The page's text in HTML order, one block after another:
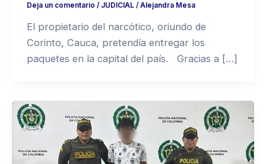
Deja un comentario / JUDICIAL/Alejandra Mesa
El propietario del narcótico, oriundo de
Corinto, Cauca, pretendía entregar los
paquetes en la capital del país. Gracias a […]